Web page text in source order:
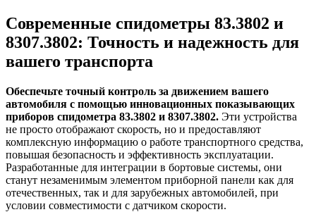
Современные спидометры 83.3802 и
8307.3802: Точность и надежность для
вашего транспорта
Обеспечьте точный контроль за движением вашего
автомобиля с помощью инновационных показывающих
приборов спидометра 83.3802 и 8307.3802. Эти устройства
не просто отображают скорость, но и предоставляют
комплексную информацию о работе транспортного средства,
повышая безопасность и эффективность эксплуатации.
Разработанные для интеграции в бортовые системы, они
станут незаменимым элементом приборной панели как для
отечественных, так и для зарубежных автомобилей, при
условии совместимости с датчиком скорости.